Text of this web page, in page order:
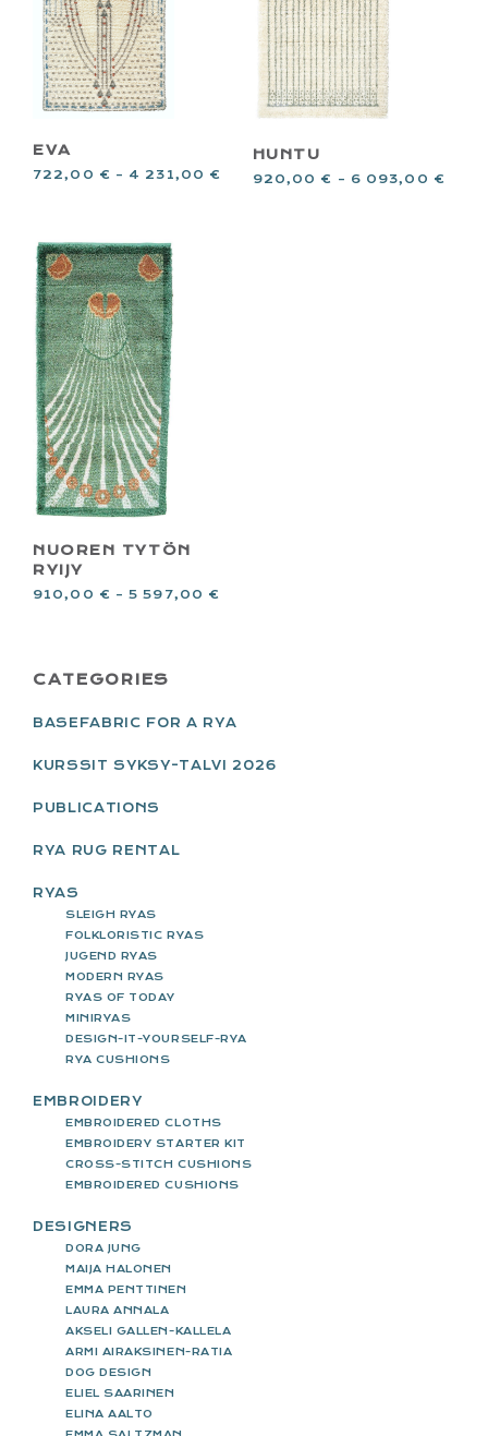
EVA
722,00 € – 4 231,00 €
HUNTU
920,00 € – 6 093,00 €
NUOREN TYTÖN
RYIJY
910,00 € –5 597,00 €
PRIMARY
SIDEBAR
CATEGORIES
BASEFABRIC FOR A RYA
KURSSIT SYKSY-TALVI 2026
PUBLICATIONS
RYA RUG RENTAL
RYAS
SLEIGH RYAS
FOLKLORISTIC RYAS
JUGEND RYAS
MODERN RYAS
RYAS OF TODAY
MINIRYAS
DESIGN-IT-YOURSELF-RYA
RYA CUSHIONS
EMBROIDERY
EMBROIDERED CLOTHS
EMBROIDERY STARTER KIT
CROSS-STITCH CUSHIONS
EMBROIDERED CUSHIONS
DESIGNERS
DORA JUNG
MAIJA HALONEN
EMMA PENTTINEN
LAURA ANNALA
AKSELI GALLEN-KALLELA
ARMI AIRAKSINEN-RATIA
DOG DESIGN
ELIEL SAARINEN
ELINA AALTO